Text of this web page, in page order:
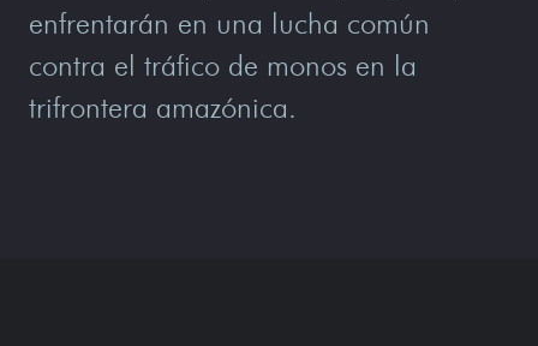
enfrentarán en una lucha común
contra el tráfico de monos en la
trifrontera amazónica.